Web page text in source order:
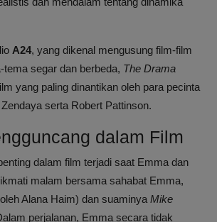
A24, yang dikenal mengusung film-film
segar dan berbeda, The Drama
yang paling dinantikan oleh para pecinta
serta Robert Pattinson.
dalam Film
dalam film terjadi saat Emma dan
malam bersama sahabat Emma,
Alana Haim) dan suaminya Mike
perjalanan, Emma secara tidak